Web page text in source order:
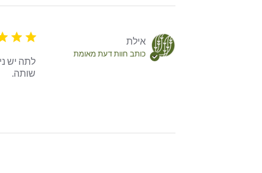
אילת
כותב חוות דעת מאומת
5 star rating
שותה.